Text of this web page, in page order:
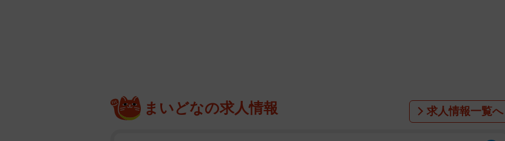
代表取締役 岩元仁＠株式会社ロックシステムさん（@iwam_rock）は、あまりにも幼稚なそ
まいどなの求人情報 求人情報一覧へ